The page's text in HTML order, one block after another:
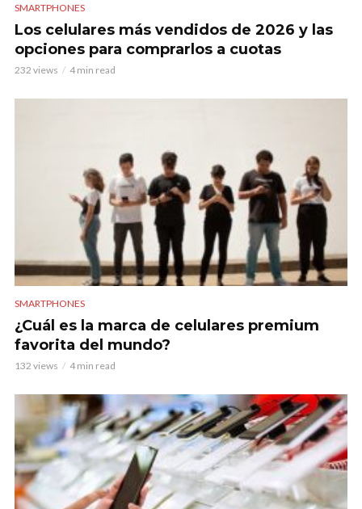
SMARTPHONES
Los celulares más vendidos de 2026 y las
opciones para comprarlos a cuotas
232 views 4 min read
SMARTPHONES
¿Cuál es la marca de celulares premium
favorita del mundo?
132 views 4 min read